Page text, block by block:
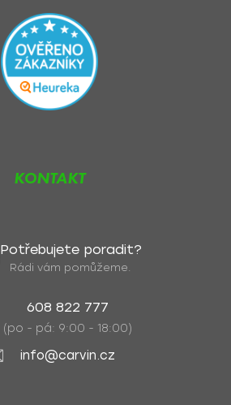
KONTAKT
Potřebujete poradit?
Rádi vám pomůžeme.
608 822 777
(po - pá: 9:00 - 18:00)
info@carvin.cz